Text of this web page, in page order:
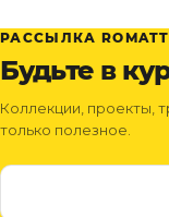
РАССЫЛКА
Будьте в
Коллекции, проекты,
только полезное.